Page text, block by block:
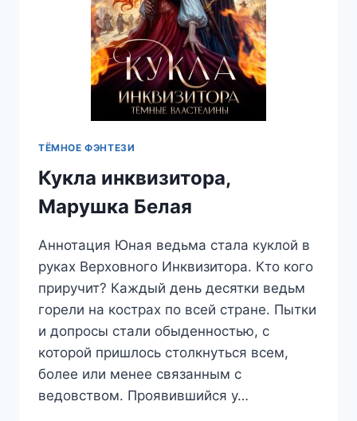
ТЁМНОЕ ФЭНТЕЗИ
Кукла инквизитора,
Марушка Белая
Аннотация Юная ведьма стала куклой в
руках Верховного Инквизитора. Кто кого
приручит? Каждый день десятки ведьм
горели на кострах по всей стране. Пытки
и допросы стали обыденностью, с
которой пришлось столкнуться всем,
более или менее связанным с
ведовством. Проявившийся у…